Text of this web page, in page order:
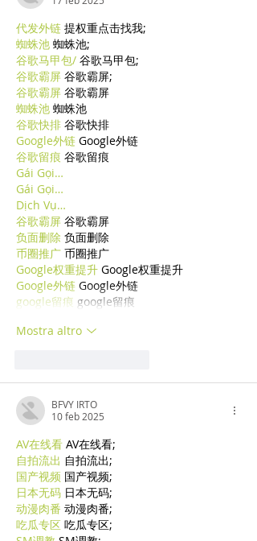
代发外链 提权重点击找我;
蜘蛛池 蜘蛛池;
谷歌马甲包/ 谷歌马甲包;
谷歌霸屏 谷歌霸屏;
谷歌霸屏 谷歌霸屏
蜘蛛池 蜘蛛池
谷歌快排 谷歌快排
Google外链 Google外链
谷歌留痕 谷歌留痕
Gái Gọi…
Gái Gọi…
Dịch Vụ…
谷歌霸屏 谷歌霸屏
负面删除 负面删除
币圈推广 币圈推广
Google权重提升 Google权重提升
Google外链 Google外链
google留痕 google留痕
Mostra altro
BFVY IRTO
10 feb 2025
AV在线看 AV在线看;
自拍流出 自拍流出;
国产视频 国产视频;
日本无码 日本无码;
动漫肉番 动漫肉番;
吃瓜专区 吃瓜专区;